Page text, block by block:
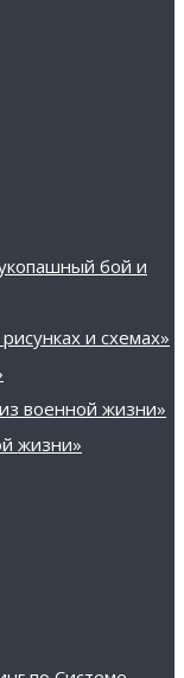
бой и
и схемах»
военной жизни»
жизни»